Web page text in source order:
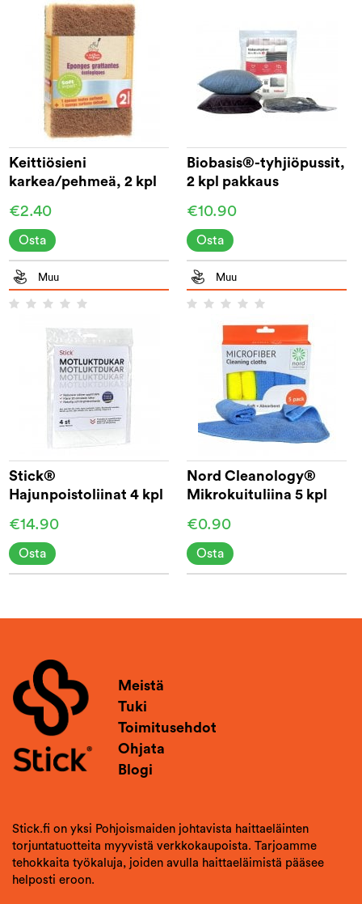
Keittiösieni
karkea/pehmeä, 2 kpl
€2.40
Osta
Biobasis®-tyhjiöpussit,
2 kpl pakkaus
€10.90
Osta
Muu
Stick®
Hajunpoistoliinat 4 kpl
€14.90
Osta
Muu
Nord Cleanology®
Mikrokuituliina 5 kpl
€0.90
Osta
Meistä
Tuki
Toimitusehdot
Ohjata
Blogi
Stick.fi on yksi Pohjoismaiden johtavista haittaeläinten
torjuntatuotteita myyvistä verkkokaupoista. Tarjoamme
tehokkaita työkaluja, joiden avulla haittaeläimistä pääsee
helposti eroon.